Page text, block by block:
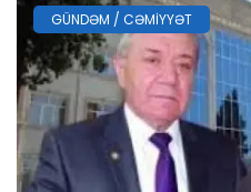
GÜNDƏM / CƏMIYYƏT